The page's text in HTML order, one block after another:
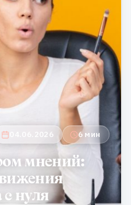
04.06.2026 6 мин
мнений:
нуля